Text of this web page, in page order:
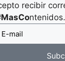
recibir
ntenidos.